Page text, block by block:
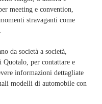
meeting e convention,
stravaganti come
da società a società,
per contattare e
informazioni dettagliate
modelli di automobile con